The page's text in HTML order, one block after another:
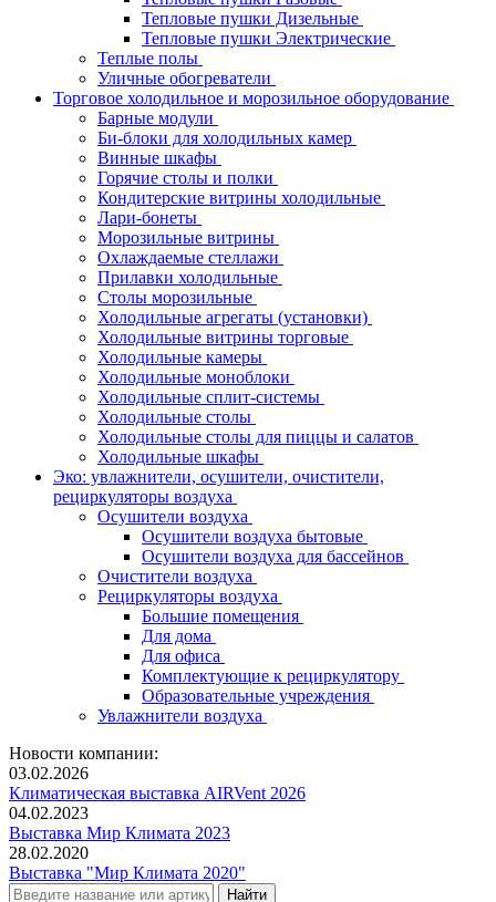
Тепловые пушки Дизельные
Тепловые пушки Электрические
Теплые полы
Уличные обогреватели
Торговое холодильное и морозильное оборудование
Барные модули
Би-блоки для холодильных камер
Винные шкафы
Горячие столы и полки
Кондитерские витрины холодильные
Лари-бонеты
Морозильные витрины
Охлаждаемые стеллажи
Прилавки холодильные
Столы морозильные
Холодильные агрегаты (установки)
Холодильные витрины торговые
Холодильные камеры
Холодильные моноблоки
Холодильные сплит-системы
Холодильные столы
Холодильные столы для пиццы и салатов
Холодильные шкафы
Эко: увлажнители, осушители, очистители,
рециркуляторы воздуха
Осушители воздуха
Осушители воздуха бытовые
Осушители воздуха для бассейнов
Очистители воздуха
Рециркуляторы воздуха
Большие помещения
Для дома
Для офиса
Комплектующие к рециркулятору
Образовательные учреждения
Увлажнители воздуха
Новости компании:
03.02.2026
Климатическая выставка AIRVent 2026
04.02.2023
Выставка Мир Климата 2023
28.02.2020
Выставка "Мир Климата 2020"